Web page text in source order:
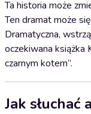
Ta historia może
Ten dramat może
Dramatyczna,
oczekiwana książka
czarnym kotem”.
Jak słuchać